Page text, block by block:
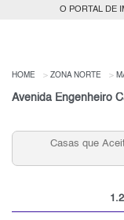
O PORTAL DE
HOME ZONA NORTE
Avenida Engenheiro
Casas que